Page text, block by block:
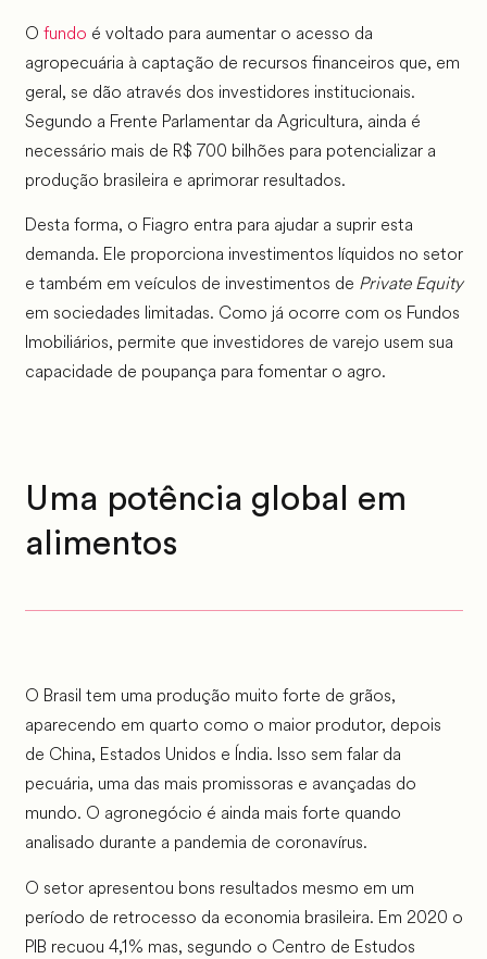
O fundo é voltado para aumentar o acesso da
agropecuária à captação de recursos financeiros que, em
geral, se dão através dos investidores institucionais.
Segundo a Frente Parlamentar da Agricultura, ainda é
necessário mais de R$ 700 bilhões para potencializar a
produção brasileira e aprimorar resultados.
Desta forma, o Fiagro entra para ajudar a suprir esta
demanda. Ele proporciona investimentos líquidos no setor
e também em veículos de investimentos de Private Equity
em sociedades limitadas. Como já ocorre com os Fundos
Imobiliários, permite que investidores de varejo usem sua
capacidade de poupança para fomentar o agro.
Uma potência global em
alimentos
O Brasil tem uma produção muito forte de grãos,
aparecendo em quarto como o maior produtor, depois
de China, Estados Unidos e Índia. Isso sem falar da
pecuária, uma das mais promissoras e avançadas do
mundo. O agronegócio é ainda mais forte quando
analisado durante a pandemia de coronavírus.
O setor apresentou bons resultados mesmo em um
período de retrocesso da economia brasileira. Em 2020 o
PIB recuou 4,1% mas, segundo o Centro de Estudos